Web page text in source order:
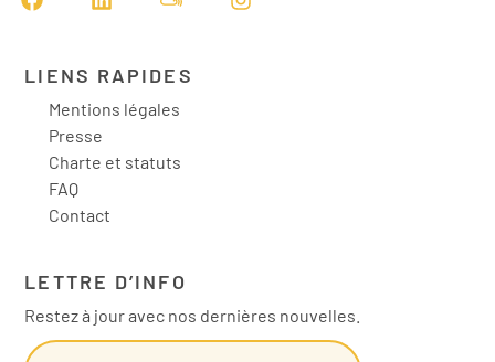
Mentions légales
Presse
Charte et statuts
FAQ
Contact
Restez à jour avec nos dernières nouvelles.
INSCRIVEZ-VOUS !